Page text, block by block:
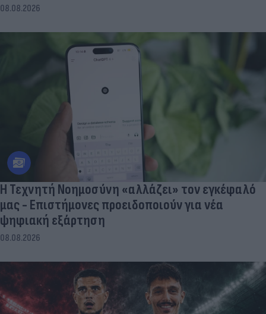
08.08.2026
Η Τεχνητή Νοημοσύνη «αλλάζει» τον εγκέφαλό
μας - Eπιστήμονες προειδοποιούν για νέα
ψηφιακή εξάρτηση
08.08.2026